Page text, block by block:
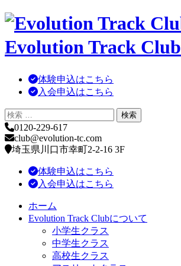
コ
テ
ン
Evolution Track Club
体験申込はこちら
入会申込はこちら
0120-229-617
club@evolution-tc.com
埼玉県川口市幸町2-2-16 3F
体験申込はこちら
入会申込はこちら
ホーム
Evolution Track Clubについて
小学生クラス
中学生クラス
高校生クラス